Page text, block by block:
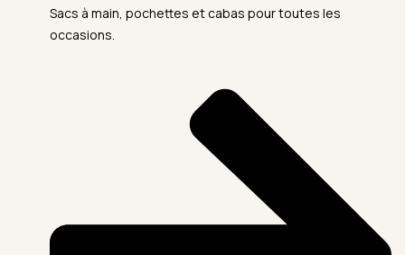
Sacs à main, pochettes et cabas pour toutes les
occasions.